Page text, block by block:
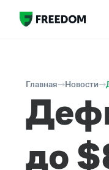
Главная Новости
до